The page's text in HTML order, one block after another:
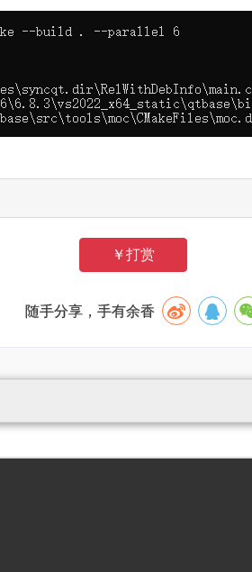
￥打赏
随手分享，手有余香